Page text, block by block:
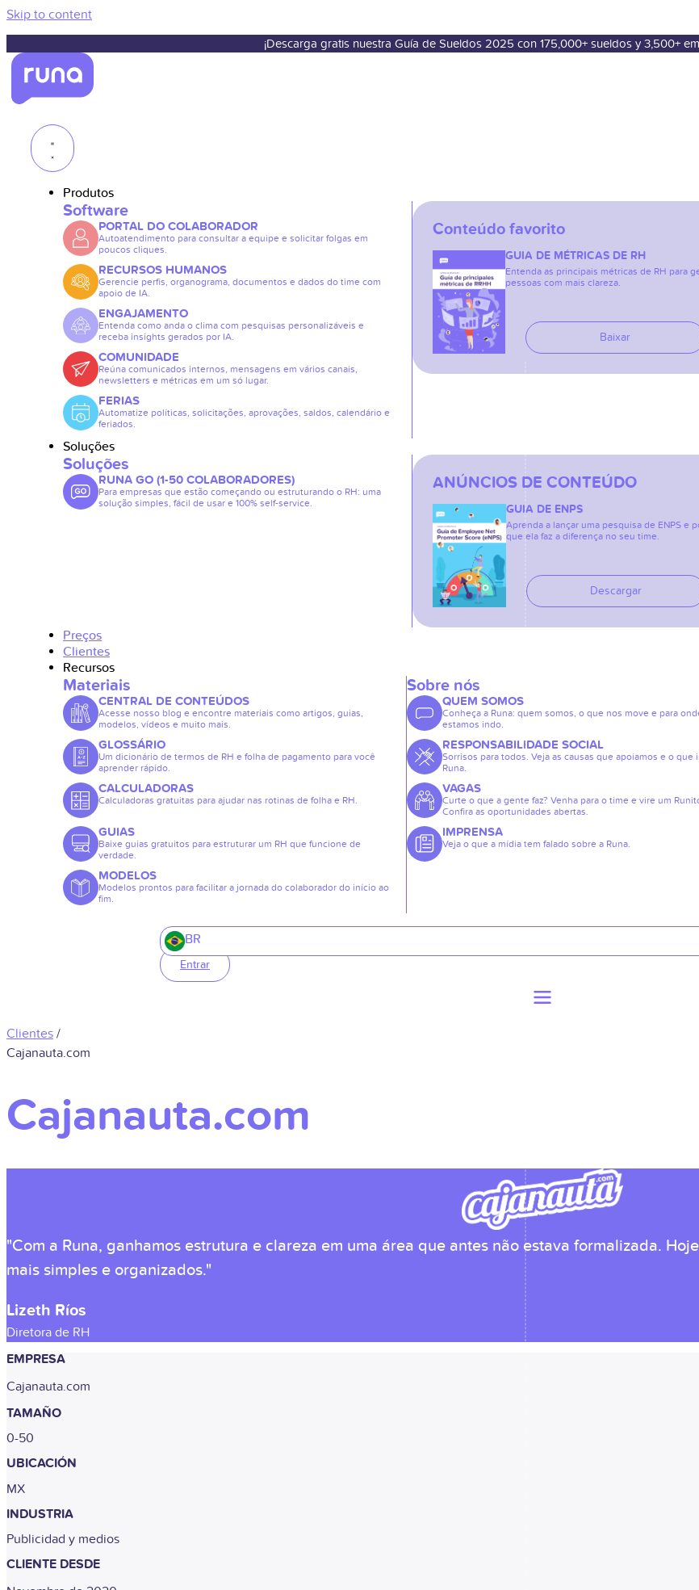
Skip to content
¡Descarga gratis nuestra Guía de Sueldos 2025 con 175,000+ sueldos y 3,500+
Produtos
Software
PORTAL DO COLABORADOR
Autoatendimento para consultar a equipe e solicitar folgas em
poucos cliques.
RECURSOS HUMANOS
Gerencie perfis, organograma, documentos e dados do time com
apoio de IA.
ENGAJAMENTO
Entenda como anda o clima com pesquisas personalizáveis e
receba insights gerados por IA.
COMUNIDADE
Reúna comunicados internos, mensagens em vários canais,
newsletters e métricas em um só lugar.
FERIAS
Automatize políticas, solicitações, aprovações, saldos, calendário e
feriados.
Conteúdo favorito
GUIA DE MÉTRICAS DE RH
Entenda as principais métricas de RH para
pessoas com mais clareza.
Baixar
Soluções
Soluções
RUNA GO (1-50 COLABORADORES)
Para empresas que estão começando ou estruturando o RH: uma
solução simples, fácil de usar e 100% self-service.
ANÚNCIOS DE CONTEÚDO
GUIA DE ENPS
Aprenda a lançar uma pesquisa de ENPS e
que ela faz a diferença no seu time.
Descargar
Preços
Clientes
Recursos
Materiais
CENTRAL DE CONTEÚDOS
Acesse nosso blog e encontre materiais como artigos, guias,
modelos, vídeos e muito mais.
GLOSSÁRIO
Um dicionário de termos de RH e folha de pagamento para você
aprender rápido.
CALCULADORAS
Calculadoras gratuitas para ajudar nas rotinas de folha e RH.
GUIAS
Baixe guias gratuitos para estruturar um RH que funcione de
verdade.
MODELOS
Modelos prontos para facilitar a jornada do colaborador do início ao
fim.
Sobre nós
QUEM SOMOS
Conheça a Runa: quem somos, o que nos move e para
estamos indo.
RESPONSABILIDADE SOCIAL
Sorrisos para todos. Veja as causas que apoiamos e o que
Runa.
VAGAS
Curte o que a gente faz? Venha para o time e vire um
Confira as oportunidades abertas.
IMPRENSA
Veja o que a mídia tem falado sobre a Runa.
BR
Entrar
Clientes /
Cajanauta.com
Cajanauta.com
"Com a Runa, ganhamos estrutura e clareza em uma área que antes não estava formalizada.
mais simples e organizados."
Lizeth Ríos
Diretora de RH
EMPRESA
Cajanauta.com
TAMAÑO
0-50
UBICACIÓN
MX
INDUSTRIA
Publicidad y medios
CLIENTE DESDE